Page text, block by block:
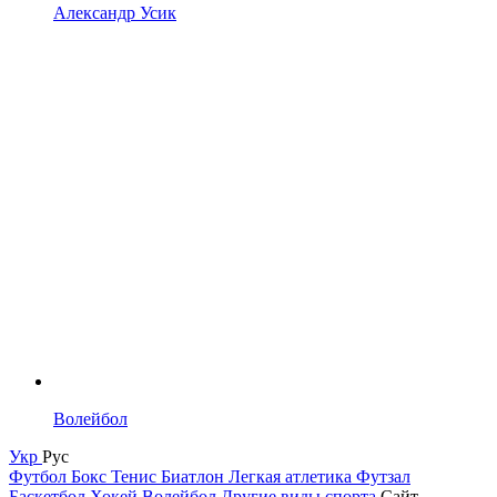
Александр Усик
Волейбол
Укр Рус
Футбол Бокс Тенис Биатлон Легкая атлетика Футзал